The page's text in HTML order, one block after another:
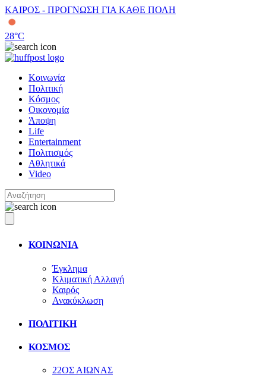
ΚΑΙΡΟΣ - ΠΡΟΓΝΩΣΗ ΓΙΑ ΚΑΘΕ ΠΟΛΗ
28°C
Κοινωνία
Πολιτική
Κόσμος
Οικονομία
Άποψη
Life
Entertainment
Πολιτισμός
Αθλητικά
Video
ΚΟΙΝΩΝΙΑ
Έγκλημα
Κλιματική Αλλαγή
Καιρός
Ανακύκλωση
ΠΟΛΙΤΙΚΗ
ΚΟΣΜΟΣ
22ΟΣ ΑΙΩΝΑΣ